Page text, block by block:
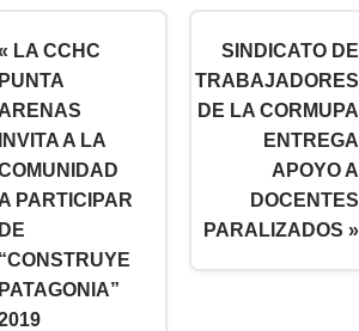
LA CCHC
PUNTA
ARENAS
INVITA A LA
A PARTICIPAR
DE
“CONSTRUYE
PATAGONIA”
SINDICATO DE
TRABAJADORES
DE LA CORMUPA
ENTREGA
APOYO A
DOCENTES
PARALIZADOS »